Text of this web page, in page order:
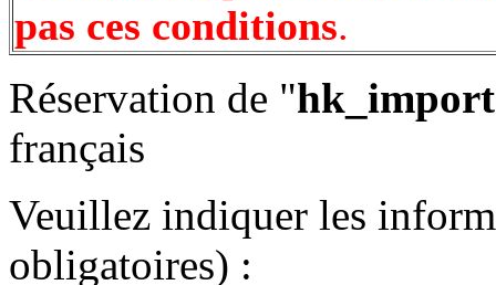
pas ces conditions.
Réservation de "
français
Veuillez indiquer les
obligatoires) :